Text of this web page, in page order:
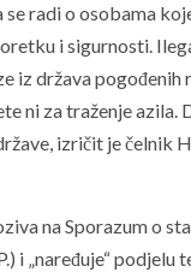
radi o osobama
i sigurnosti.
iz država pogođenih
ni za traženje azila.
izričit je čelnik
na Sporazum o
i „naređuje“ podjelu